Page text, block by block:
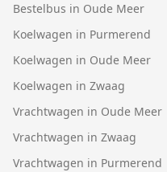
Bestelbus in Oude Meer
Koelwagen in Purmerend
Koelwagen in Oude Meer
Koelwagen in Zwaag
Vrachtwagen in Oude Meer
Vrachtwagen in Zwaag
Vrachtwagen in Purmerend